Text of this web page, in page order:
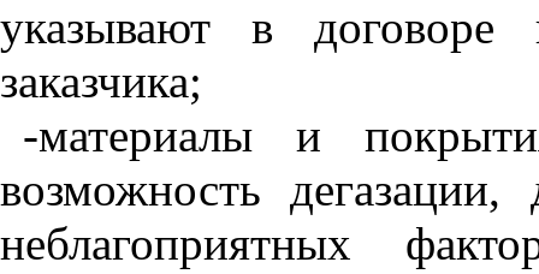
указывают в
заказчика;
-материалы и
возможность дегазации,
неблагоприятных